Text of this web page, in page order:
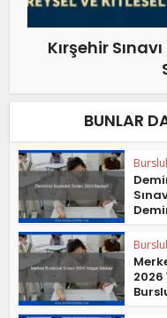
Kırşehir
BUNLAR
2026